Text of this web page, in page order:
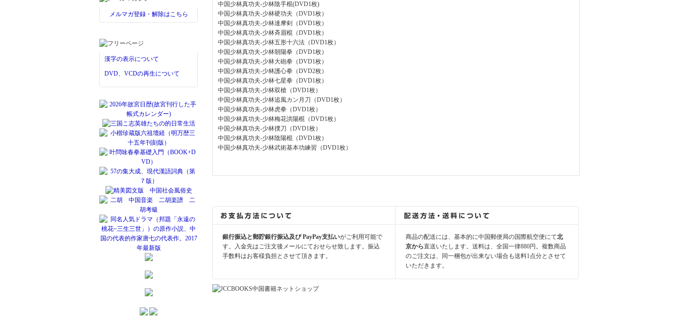
メルマガ登録・解除はこちら
漢字の表示について
DVD、VCDの再生について
中国少林真功夫-少林陰手棍(DVD1枚)
中国少林真功夫-少林硬功夫（DVD1枚）
中国少林真功夫-少林達摩剣（DVD1枚）
中国少林真功夫-少林斉眉棍（DVD1枚）
中国少林真功夫-少林五形十六法（DVD1枚）
中国少林真功夫-少林朝陽拳（DVD1枚）
中国少林真功夫-少林大砲拳（DVD1枚）
中国少林真功夫-少林護心拳（DVD2枚）
中国少林真功夫-少林七星拳（DVD1枚）
中国少林真功夫-少林双槍（DVD1枚）
中国少林真功夫-少林追風カン月刀（DVD1枚）
中国少林真功夫-少林虎拳（DVD1枚）
中国少林真功夫-少林梅花洪陽棍（DVD1枚）
中国少林真功夫-少林撲刀（DVD1枚）
中国少林真功夫-少林陰陽棍（DVD1枚）
中国少林真功夫-少林武術基本功練習（DVD1枚）
銀行振込と郵貯銀行振込及び PayPay支払いがご利用可能で
す。入金先はご注文後メールにておせらせ致します。振込
手数料はお客様負担とさせて頂きます。
商品の配送には、基本的に中国郵便局の国際航空便にて北
京から直送いたします。送料は、全国一律880円。複数商品
のご注文は、同一梱包が出来ない場合も送料1点分とさせて
いただきます。